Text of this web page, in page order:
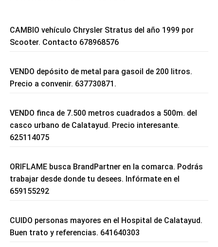
CAMBIO vehículo Chrysler Stratus del año 1999 por
Scooter. Contacto 678968576
VENDO depósito de metal para gasoil de 200 litros.
Precio a convenir. 637730871.
VENDO finca de 7.500 metros cuadrados a 500m. del
casco urbano de Calatayud. Precio interesante.
625114075
ORIFLAME busca BrandPartner en la comarca. Podrás
trabajar desde donde tu desees. Infórmate en el
659155292
CUIDO personas mayores en el Hospital de Calatayud.
Buen trato y referencias. 641640303